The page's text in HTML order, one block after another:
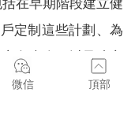
微信 頂部
定制這些計劃、為
負責人，以及建立
查委員會。